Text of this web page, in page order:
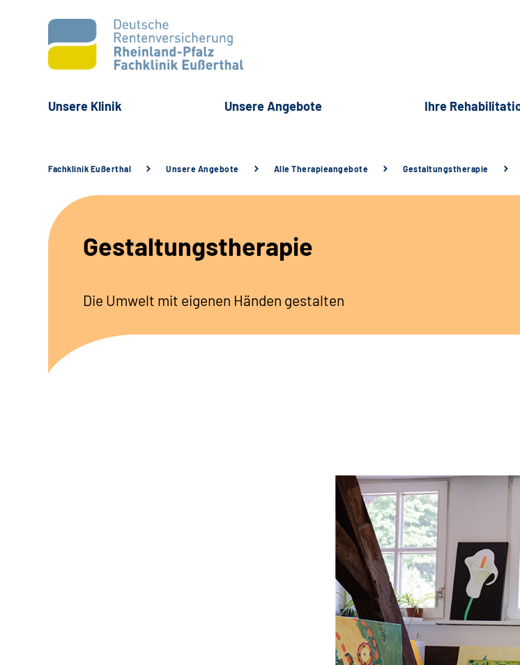
Unsere Klinik Unsere Angebote Ihre
Fachklinik Eußerthal Unsere Angebote Alle Therapieangebote Gestaltungstherapie
Gestaltungstherapie
Die Umwelt mit eigenen Händen gestalten